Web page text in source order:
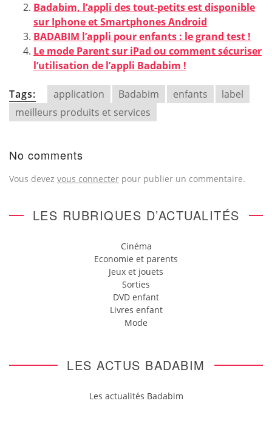
Badabim, l’appli des tout-petits est disponible
sur Iphone et Smartphones Android
BADABIM l’appli pour enfants : le grand test !
Le mode Parent sur iPad ou comment sécuriser
l’utilisation de l’appli Badabim !
Tags: application Badabim enfants
label
meilleurs produits et services
No comments
Vous devez vous connecter pour publier un commentaire.
LES RUBRIQUES D’ACTUALITÉS
Cinéma
Economie et parents
Jeux et jouets
Sorties
DVD enfant
Livres enfant
Mode
LES ACTUS BADABIM
Les actualités Badabim